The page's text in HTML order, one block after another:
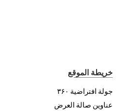
خريطة الموقع
جولة افتراضية ۳۶۰
عناوين صالة العرض